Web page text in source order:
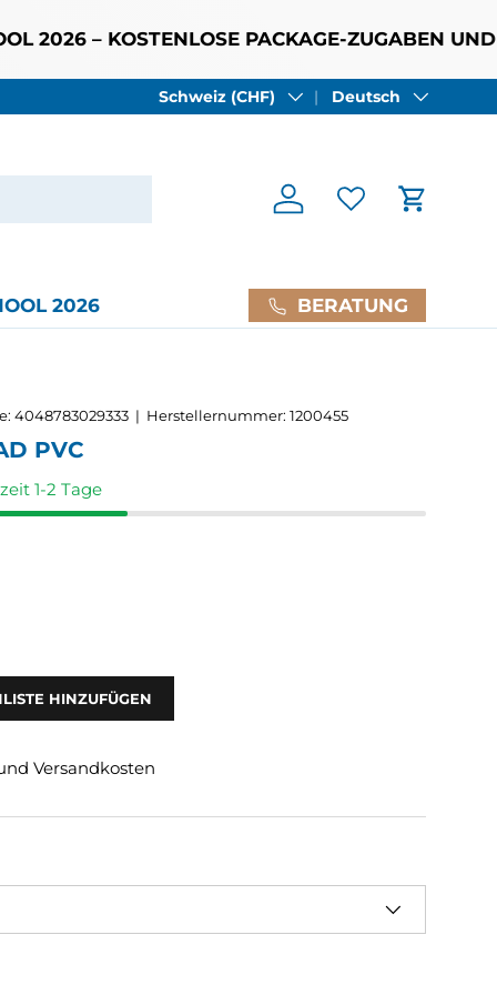
– KOSTENLOSE PACKAGE-ZUGABEN UND
Land/Region
Schweiz (CHF) SpracheDeutsch
Einloggen
2026 BERATUNG
4048783029333 | Herstellernummer: 1200455
PVC
1-2 Tage
HINZUFÜGEN
Versandkosten